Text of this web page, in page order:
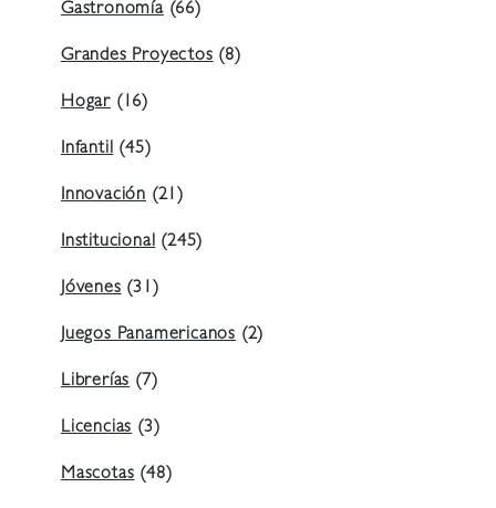
Gastronomía(66)
Grandes Proyectos (8)
Hogar (16)
Infantil (45)
Innovación (21)
Institucional (245)
Jóvenes (31)
Juegos Panamericanos (2)
Librerías (7)
Licencias (3)
Mascotas (48)